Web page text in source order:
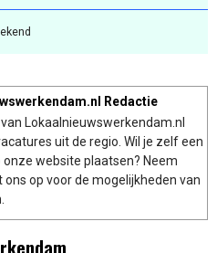
Redactie
Lokaalnieuwswerkendam.nl
uit de regio. Wil je zelf een
website plaatsen? Neem
op voor de mogelijkheden van